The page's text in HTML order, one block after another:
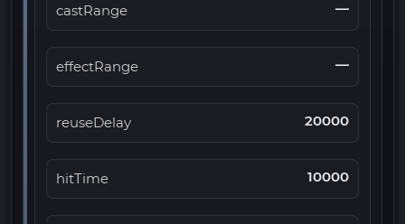
castRange —
effectRange —
reuseDelay 20000
hitTime 10000